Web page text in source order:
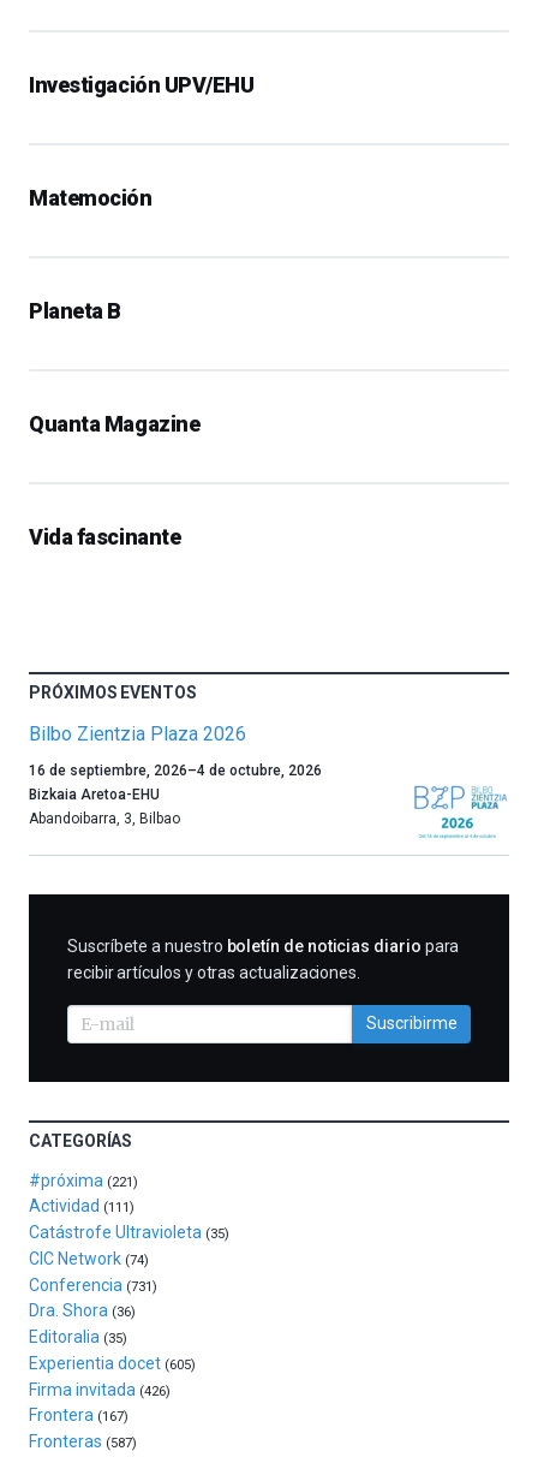
Investigación UPV/EHU
Matemoción
Planeta B
Quanta Magazine
Vida fascinante
PRÓXIMOS EVENTOS
Bilbo Zientzia Plaza 2026
Un
año
más,
celebración
la
edición
Bilbo
Zientzia
Plaza
(BZP),
un
llenará
la
ciudad
de
monólogos,
16 de septiembre, 2026–4 de octubre, 2026
Bizkaia Aretoa-EHU
Abandoibarra, 3, Bilbao
SUSCRIBIRME
Suscríbete a nuestro boletín de noticias diario para
recibir artículos y otras actualizaciones.
Suscribirme
CATEGORÍAS
#próxima (221)
Actividad (111)
Catástrofe Ultravioleta (35)
CIC Network (74)
Conferencia (731)
Dra. Shora (36)
Editoralia (35)
Experientia docet (605)
Firma invitada (426)
Frontera (167)
Fronteras (587)